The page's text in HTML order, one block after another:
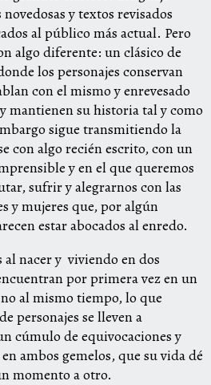
y textos revisados
al público más actual. Pero
algo diferente: un clásico de
los personajes conservan
con el mismo y enrevesado
mantienen su historia tal y como
sigue transmitiendo la
con algo recién escrito, con un
y en el que queremos
sufrir y alegrarnos con las
y mujeres que, por algún
estar abocados al enredo.
al nacer y viviendo en dos
por primera vez en un
al mismo tiempo, lo que
personajes se lleven a
cúmulo de equivocaciones y
ambos gemelos, que su vida dé
momento a otro.